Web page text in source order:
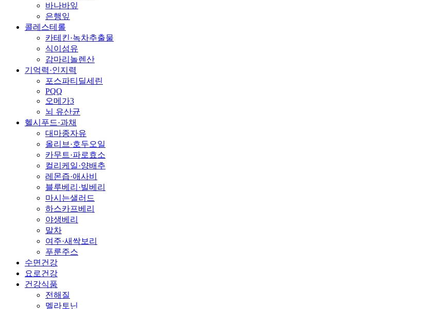
바나바잎
은행잎
콜레스테롤
카테킨·녹차추출물
식이섬유
감마리놀렌산
기억력·인지력
포스파티딜세린
PQQ
오메가3
뇌 유산균
헬시푸드·과채
대마종자유
올리브·호두오일
카무트·파로효소
컬리케일·양배추
레몬즙·애사비
블루베리·빌베리
마시는샐러드
하스카프베리
야생베리
말차
여주·새싹보리
푸룬주스
수면건강
요로건강
건강식품
전해질
멜라토닌